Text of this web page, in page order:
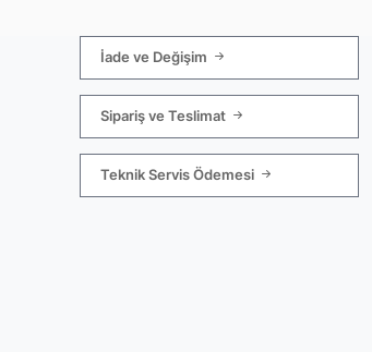
İade ve Değişim
Sipariş ve Teslimat
Teknik Servis Ödemesi